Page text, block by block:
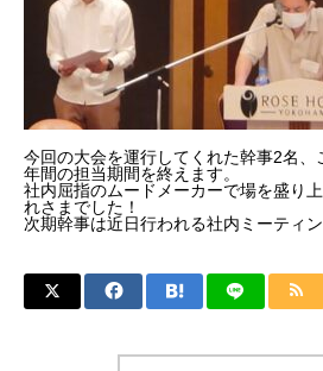
今回の大会を運行してくれた幹事2名、
年間の担当期間を終えます。
社内屈指のムードメーカーで場を盛り
れさまでした！
次期幹事は近日行われる社内ミーティ